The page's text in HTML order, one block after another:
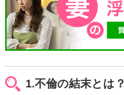
1.不倫の結末とは？